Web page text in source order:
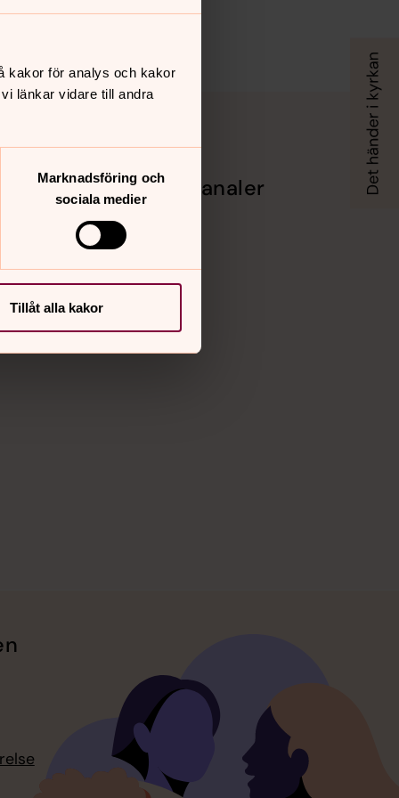
kakor för analys och kakor
länkar vidare till andra
Marknadsföring och
sociala medier
Tillåt alla kakor
Sociala kanaler
Facebook
Instagram